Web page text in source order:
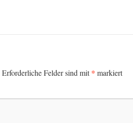
Erforderliche Felder sind mit* markiert